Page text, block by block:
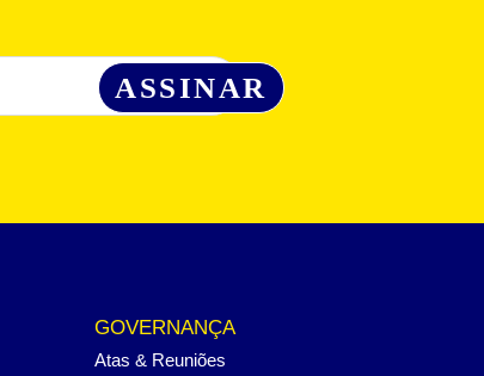
GOVERNANÇA
Atas & Reuniões